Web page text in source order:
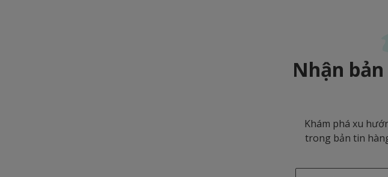
Nhận
Khám phá xu
trong bản tin